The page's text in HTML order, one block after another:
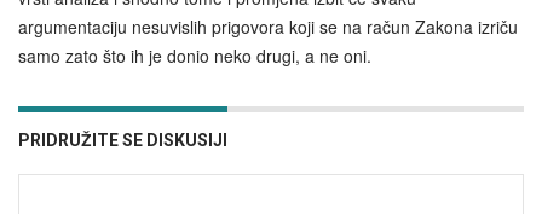
argumentaciju nesuvislih prigovora koji se na račun Zakona izriču
samo zato što ih je donio neko drugi, a ne oni.
PRIDRUŽITE SE DISKUSIJI